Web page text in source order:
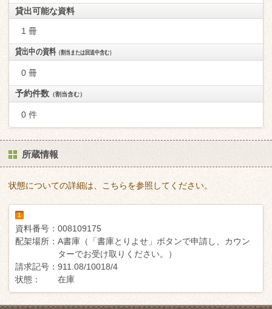
貸出可能な資料
1 冊
貸出中の資料（割当または回送中含む）
0 冊
予約件数 （割当含む）
0 件
所蔵情報
状態についての詳細は、こちらを参照してください。
1
資料番号： 008109175
配架場所： A書庫（「書庫とりよせ」ボタンで申請し、カウン
ターでお受け取りください。）
請求記号： 911.08/10018/4
状態：
在庫